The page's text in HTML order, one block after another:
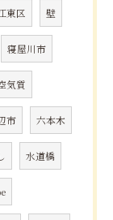
東区 壁
寝屋川市
気質
市 六本木
水道橋